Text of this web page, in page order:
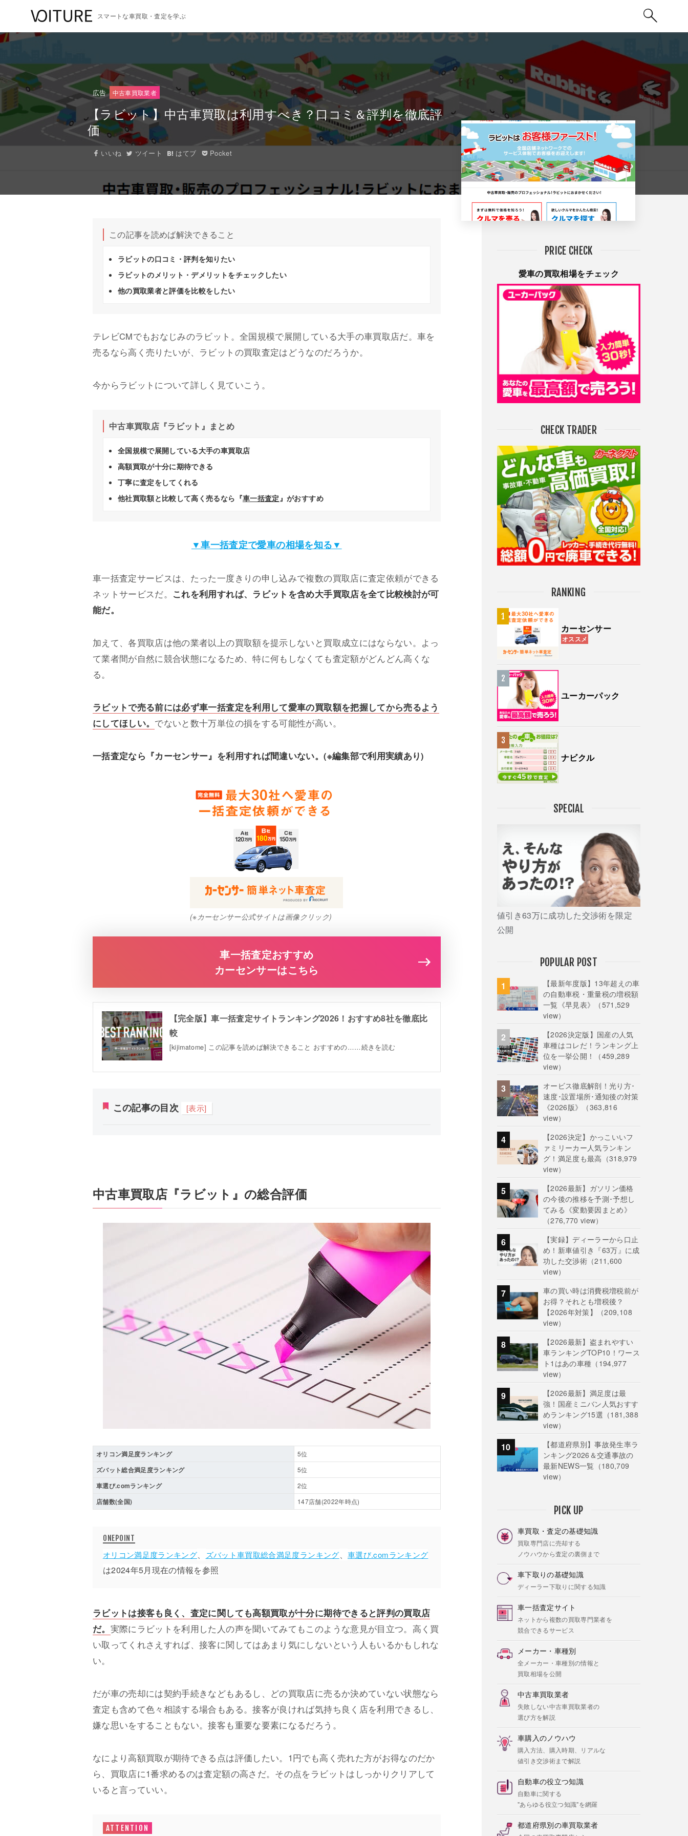
スマートな車買取・査定を学ぶ
広告 中古車買取業者
【ラビット】中古車買取は利用すべき？口コミ＆評判を徹底評
価
いいね ツイート はてブ Pocket
この記事を読めば解決できること
ラビットの口コミ・評判を知りたい
ラビットのメリット・デメリットをチェックしたい
他の買取業者と評価を比較をしたい
テレビCMでもおなじみのラビット。全国規模で展開している大手の車買取店だ。車を
売るなら高く売りたいが、ラビットの買取査定はどうなのだろうか。
今からラビットについて詳しく見ていこう。
中古車買取店『ラビット』まとめ
全国規模で展開している大手の車買取店
高額買取が十分に期待できる
丁寧に査定をしてくれる
他社買取額と比較して高く売るなら『車一括査定』がおすすめ
▼車一括査定で愛車の相場を知る▼
車一括査定サービスは、たった一度きりの申し込みで複数の買取店に査定依頼ができる
ネットサービスだ。 これを利用すれば、ラビットを含め大手買取店を全て比較検討が可
能だ。
加えて、各買取店は他の業者以上の買取額を提示しないと買取成立にはならない。よっ
て業者間が自然に競合状態になるため、特に何もしなくても査定額がどんどん高くな
る。
ラビットで売る前には必ず車一括査定を利用して愛車の買取額を把握してから売るよう
にしてほしい。 でないと数十万単位の損をする可能性が高い。
一括査定なら『カーセンサー』を利用すれば間違いない。(※編集部で利用実績あり)
(※カーセンサー公式サイトは画像クリック)
車一括査定おすすめ
カーセンサーはこちら
【完全版】車一括査定サイトランキング2026！おすすめ8社を徹底比
較
[kijimatome] この記事を読めば解決できること おすすめの……続きを読む
この記事の目次 [表示]
中古車買取店『ラビット』の総合評価
オリコン満足度ランキング 5位
ズバット総合満足度ランキング 5位
車選び.comランキング 2位
店舗数(全国) 147店舗(2022年時点)
オリコン満足度ランキング、 ズバット車買取総合満足度ランキング、 車選び.comランキング
は2024年5月現在の情報を参照
ラビットは接客も良く、査定に関しても高額買取が十分に期待できると評判の買取店
だ。 実際にラビットを利用した人の声を聞いてみてもこのような意見が目立つ。高く買
い取ってくれさえすれば、接客に関してはあまり気にしないという人もいるかもしれな
い。
だが車の売却には契約手続きなどもあるし、どの買取店に売るか決めていない状態なら
査定も含めて色々相談する場合もある。接客が良ければ気持ち良く店を利用できるし、
嫌な思いをすることもない。接客も重要な要素になるだろう。
なにより高額買取が期待できる点は評価したい。1円でも高く売れた方がお得なのだか
ら、買取店に1番求めるのは査定額の高さだ。その点をラビットはしっかりクリアして
いると言っていい。
PRICE CHECK
愛車の買取相場をチェック
CHECK TRADER
RANKING
カーセンサー
オススメ
ユーカーパック
ナビクル
SPECIAL
値引き63万に成功した交渉術を限定
公開
POPULAR POST
【最新年度版】13年超えの車
の自動車税・重量税の増税額
一覧《早見表》
（571,529
view）
【2026決定版】国産の人気
車種はコレだ！ランキング上
位を一挙公開！
（459,289
view）
オービス徹底解剖！光り方･
速度･設置場所･通知後の対策
《2026版》
（363,816
view）
【2026決定】かっこいいフ
ァミリーカー人気ランキン
グ！満足度も最高 （318,979
view）
【2026最新】ガソリン価格
の今後の推移を予測･予想し
てみる《変動要因まとめ》
（276,770 view）
【実録】ディーラーから口止
め！新車値引き『63万』に成
功した交渉術（211,600
view）
車の買い時は消費税増税前が
お得？それとも増税後？
【2026年対策】
（209,108
view）
【2026最新】盗まれやすい
車ランキングTOP10！ワース
ト1はあの車種 （194,977
view）
【2026最新】満足度は最
強！国産ミニバン人気おすす
めランキング15選 （181,388
view）
【都道府県別】事故発生率ラ
ンキング2026＆交通事故の
最新NEWS一覧 （180,709
view）
PICK UP
車買取・査定の基礎知識
買取専門店に売却する
ノウハウから査定の裏側まで
車下取りの基礎知識
ディーラー下取りに関する知識
車一括査定サイト
ネットから複数の買取専門業者を
競合できるサービス
メーカー・車種別
全メーカー・車種別の情報と
買取相場を公開
中古車買取業者
失敗しない中古車買取業者の
選び方を解説
車購入のノウハウ
購入方法、購入時期、リアルな
値引き交渉術まで解説
自動車の役立つ知識
自動車に関する
"あらゆる役立つ知識"を網羅
都道府県別の車買取業者